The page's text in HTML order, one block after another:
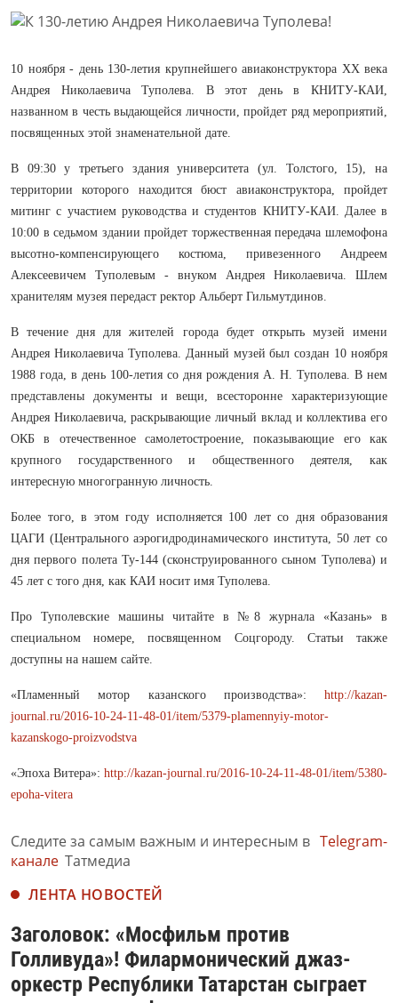
10 ноября - день 130-летия крупнейшего авиаконструктора XX века
Андрея Николаевича Туполева. В этот день в КНИТУ-КАИ,
названном в честь выдающейся личности, пройдет ряд мероприятий,
посвященных этой знаменательной дате.
В 09:30 у третьего здания университета (ул. Толстого, 15), на
территории которого находится бюст авиаконструктора, пройдет
митинг с участием руководства и студентов КНИТУ-КАИ. Далее в
10:00 в седьмом здании пройдет торжественная передача шлемофона
высотно-компенсирующего костюма, привезенного Андреем
Алексеевичем Туполевым - внуком Андрея Николаевича. Шлем
хранителям музея передаст ректор Альберт Гильмутдинов.
В течение дня для жителей города будет открыть музей имени
Андрея Николаевича Туполева. Данный музей был создан 10 ноября
1988 года, в день 100-летия со дня рождения А. Н. Туполева. В нем
представлены документы и вещи, всесторонне характеризующие
Андрея Николаевича, раскрывающие личный вклад и коллектива его
ОКБ в отечественное самолетостроение, показывающие его как
крупного государственного и общественного деятеля, как
интересную многогранную личность.
Более того, в этом году исполняется 100 лет со дня образования
ЦАГИ (Центрального аэрогидродинамического института, 50 лет со
дня первого полета Ту-144 (сконструированного сыном Туполева) и
45 лет с того дня, как КАИ носит имя Туполева.
Про Туполевские машины читайте в №8 журнала «Казань» в
специальном номере, посвященном Соцгороду. Статьи также
доступны на нашем сайте.
«Пламенный мотор казанского производства»: http://kazan-
journal.ru/2016-10-24-11-48-01/item/5379-plamennyiy-motor-
kazanskogo-proizvodstva
«Эпоха Витера»: http://kazan-journal.ru/2016-10-24-11-48-01/item/5380-
epoha-vitera
Следите за самым важным и интересным в Telegram-
канале Татмедиа
ЛЕНТА НОВОСТЕЙ
Заголовок: «Мосфильм против
Голливуда»! Филармонический джаз-
оркестр Республики Татарстан сыграет